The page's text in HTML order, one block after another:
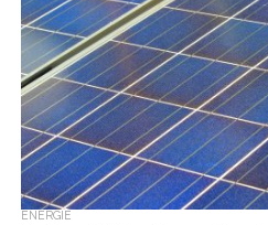
ENERGIE